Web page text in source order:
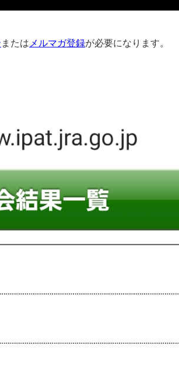
または メルマガ登録が必要になります。